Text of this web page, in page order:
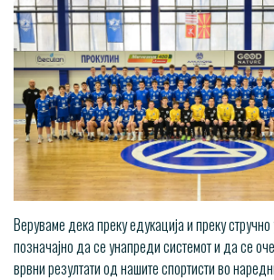
Веруваме дека преку едукација и преку
позначајно да се унапреди системот и да се
врвни резултати од нашите спортисти во